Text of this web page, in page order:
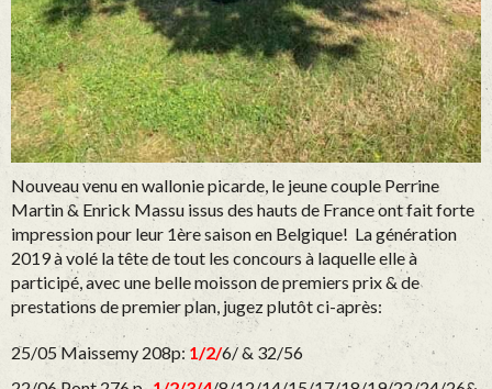
Nouveau venu en wallonie picarde, le jeune couple Perrine
Martin & Enrick Massu issus des hauts de France ont fait forte
impression pour leur 1ère saison en Belgique! La génération
2019 à volé la tête de tout les concours à laquelle elle à
participé, avec une belle moisson de premiers prix & de
prestations de premier plan, jugez plutôt ci-après:
25/05 Maissemy 208p: 1/2/6/ & 32/56